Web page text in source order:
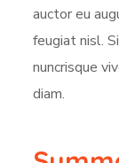
auctor eu
feugiat nisl.
nuncrisque
diam.